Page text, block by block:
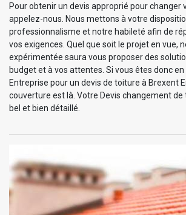
Pour obtenir un devis approprié pour changer
appelez-nous. Nous mettons à votre
professionnalisme et notre habileté afin de
vos exigences. Quel que soit le projet en vue,
expérimentée saura vous proposer des
budget et à vos attentes. Si vous êtes donc en
Entreprise pour un devis de toiture à Brexent
couverture est là. Votre Devis changement
bel et bien détaillé.